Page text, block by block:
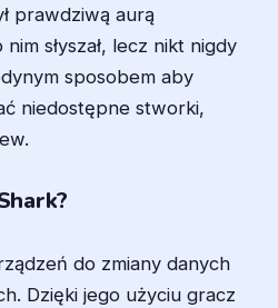
prawdziwą aurą
słyszał, lecz nikt nigdy
sposobem aby
niedostępne stworki,
do zmiany danych
Dzięki jego użyciu gracz